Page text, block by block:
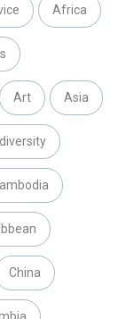
Africa
Art Asia
China